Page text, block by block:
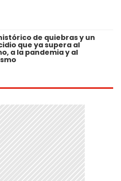
de quiebras y un
que ya supera al
a la pandemia y al